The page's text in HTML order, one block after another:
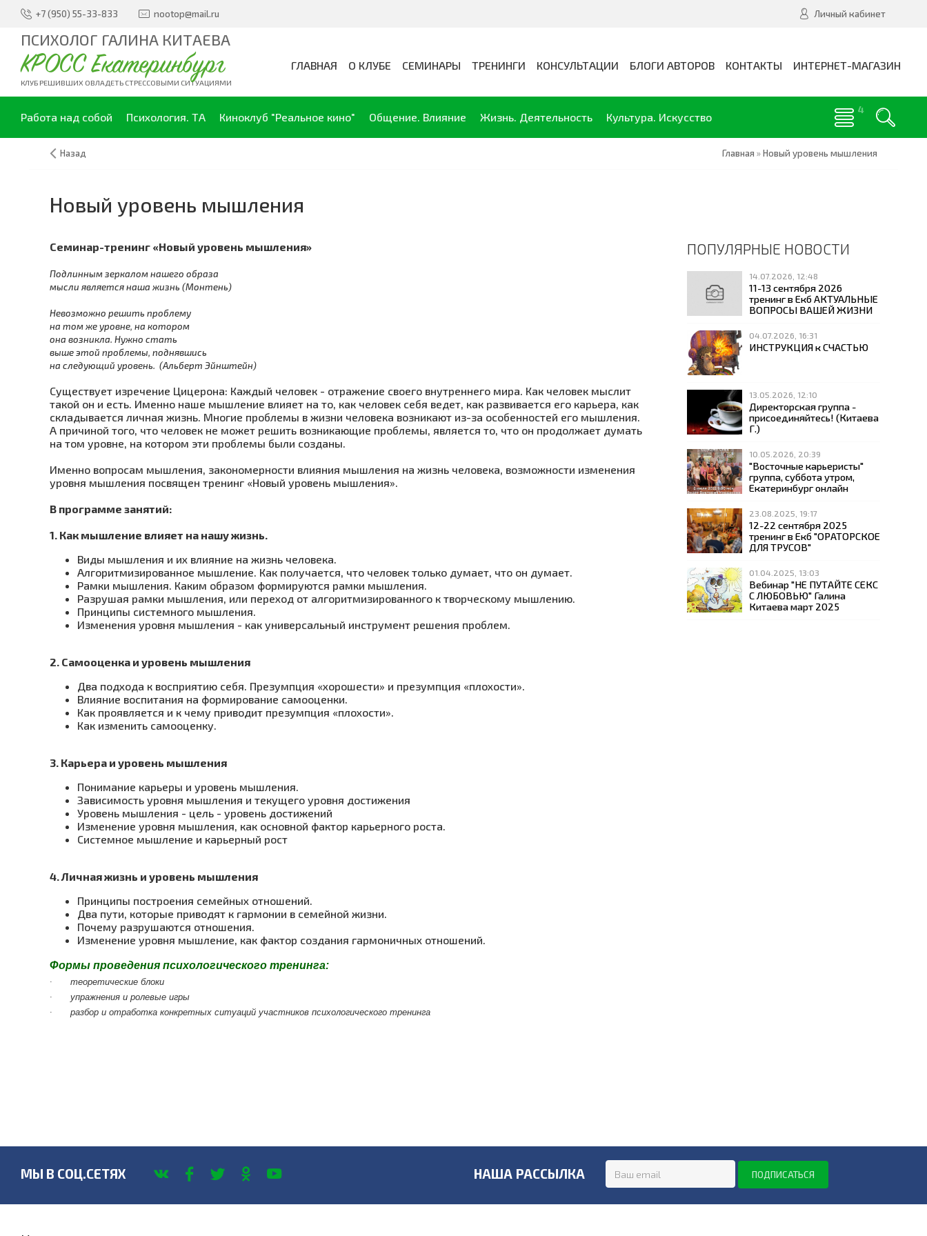
+7 (950) 55-33-833 nootop@mail.ru Личный кабинет
ПСИХОЛОГ ГАЛИНА КИТАЕВА
КРОСС Екатеринбург
КЛУБ РЕШИВШИХ ОВЛАДЕТЬ СТРЕССОВЫМИ СИТУАЦИЯМИ
ГЛАВНАЯ О КЛУБЕ СЕМИНАРЫ ТРЕНИНГИ КОНСУЛЬТАЦИИ БЛОГИ АВТОРОВ КОНТАКТЫ ИНТЕРНЕТ-МАГАЗИН
Работа над собой Психология. ТА Киноклуб "Реальное кино" Общение. Влияние Жизнь. Деятельность Культура. Искусство
Назад Главная »Новый уровень мышления
Новый уровень мышления
Семинар-тренинг «Новый уровень мышления»
Подлинным зеркалом нашего образа
мысли является наша жизнь (Монтень)
Невозможно решить проблему
на том же уровне, на котором
она возникла. Нужно стать
выше этой проблемы, поднявшись
на следующий уровень. (Альберт Эйнштейн)
Существует изречение Цицерона: Каждый человек - отражение своего внутреннего мира. Как человек мыслит
такой он и есть. Именно наше мышление влияет на то, как человек себя ведет, как развивается его карьера, как
складывается личная жизнь. Многие проблемы в жизни человека возникают из-за особенностей его мышления.
А причиной того, что человек не может решить возникающие проблемы, является то, что он продолжает думать
на том уровне, на котором эти проблемы были созданы.
Именно вопросам мышления, закономерности влияния мышления на жизнь человека, возможности изменения
уровня мышления посвящен тренинг «Новый уровень мышления».
В программе занятий:
1. Как мышление влияет на нашу жизнь.
Виды мышления и их влияние на жизнь человека.
Алгоритмизированное мышление. Как получается, что человек только думает, что он думает.
Рамки мышления. Каким образом формируются рамки мышления.
Разрушая рамки мышления, или переход от алгоритмизированного к творческому мышлению.
Принципы системного мышления.
Изменения уровня мышления - как универсальный инструмент решения проблем.
2. Самооценка и уровень мышления
Два подхода к восприятию себя. Презумпция «хорошести» и презумпция «плохости».
Влияние воспитания на формирование самооценки.
Как проявляется и к чему приводит презумпция «плохости».
Как изменить самооценку.
3. Карьера и уровень мышления
Понимание карьеры и уровень мышления.
Зависимость уровня мышления и текущего уровня достижения
Уровень мышления - цель - уровень достижений
Изменение уровня мышления, как основной фактор карьерного роста.
Системное мышление и карьерный рост
4. Личная жизнь и уровень мышления
Принципы построения семейных отношений.
Два пути, которые приводят к гармонии в семейной жизни.
Почему разрушаются отношения.
Изменение уровня мышление, как фактор создания гармоничных отношений.
Формы проведения психологического тренинга:
·
теоретические блоки
·
упражнения и ролевые игры
·
разбор и отработка конкретных ситуаций участников психологического тренинга
ПОПУЛЯРНЫЕ НОВОСТИ
14.07.2026, 12:48
11-13 сентября 2026
тренинг в Екб АКТУАЛЬНЫЕ
ВОПРОСЫ ВАШЕЙ ЖИЗНИ
04.07.2026, 16:31
ИНСТРУКЦИЯ к СЧАСТЬЮ
13.05.2026, 12:10
Директорская группа -
присоединяйтесь! (Китаева
Г.)
10.05.2026, 20:39
"Восточные карьеристы"
группа, суббота утром,
Екатеринбург онлайн
23.08.2025, 19:17
12-22 сентября 2025
тренинг в Екб "ОРАТОРСКОЕ
ДЛЯ ТРУСОВ"
01.04.2025, 13:03
Вебинар "НЕ ПУТАЙТЕ СЕКС
С ЛЮБОВЬЮ" Галина
Китаева март 2025
МЫ В СОЦ.СЕТЯХ НАША РАССЫЛКА